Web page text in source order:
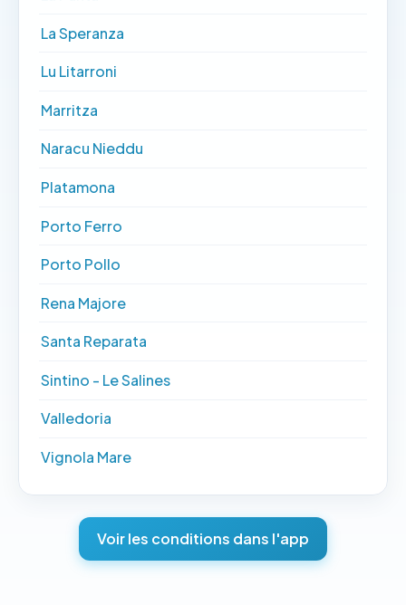
La Speranza
Lu Litarroni
Marritza
Naracu Nieddu
Platamona
Porto Ferro
Porto Pollo
Rena Majore
Santa Reparata
Sintino - Le Salines
Valledoria
Vignola Mare
Voir les conditions dans l'app